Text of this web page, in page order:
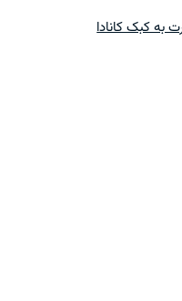
به کبک کانادا